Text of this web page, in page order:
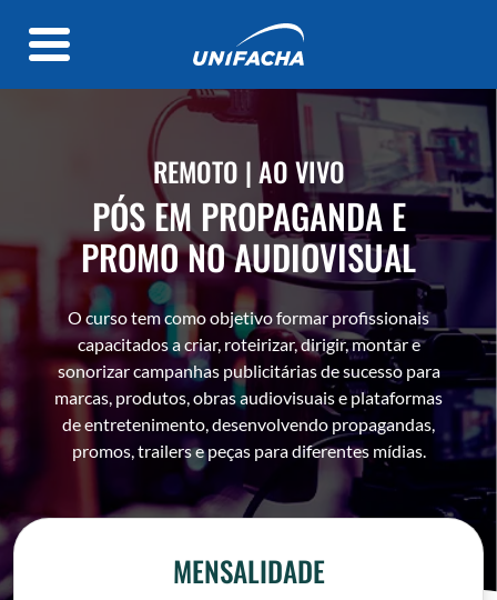
REMOTO | AO VIVO
PÓS EM PROPAGANDA E
PROMO NO AUDIOVISUAL
O curso tem como objetivo formar profissionais
capacitados a criar, roteirizar, dirigir, montar e
sonorizar campanhas publicitárias de sucesso para
marcas, produtos, obras audiovisuais e plataformas
de entretenimento, desenvolvendo propagandas,
promos, trailers e peças para diferentes mídias.
MENSALIDADE